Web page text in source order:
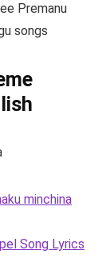
Premanu
songs
minchina
Song Lyrics